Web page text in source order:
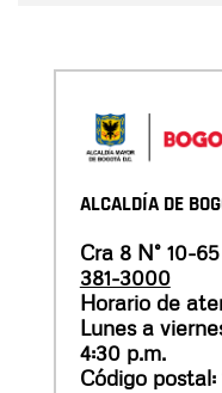
ALCALDÍA DE
Cra 8 N° 10-
381-3000
Horario de
Lunes a
4:30 p.m.
Código postal: